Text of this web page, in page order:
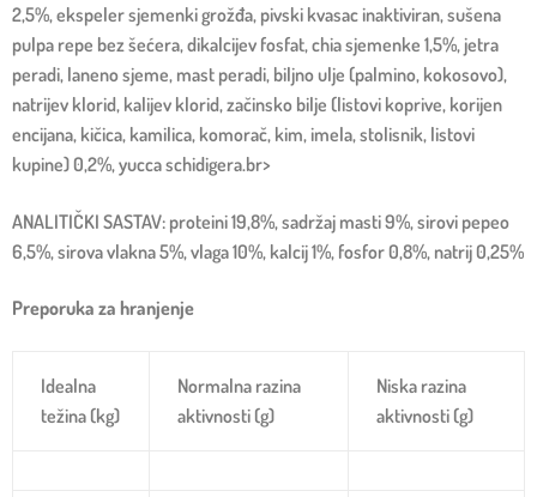
2,5%, ekspeler sjemenki grožđa, pivski kvasac inaktiviran, sušena
pulpa repe bez šećera, dikalcijev fosfat, chia sjemenke 1,5%, jetra
peradi, laneno sjeme, mast peradi, biljno ulje (palmino, kokosovo),
natrijev klorid, kalijev klorid, začinsko bilje (listovi koprive, korijen
encijana, kičica, kamilica, komorač, kim, imela, stolisnik, listovi
kupine) 0,2%, yucca schidigera.br>
ANALITIČKI SASTAV: proteini 19,8%, sadržaj masti 9%, sirovi pepeo
6,5%, sirova vlakna 5%, vlaga 10%, kalcij 1%, fosfor 0,8%, natrij 0,25%
Preporuka za hranjenje
Idealna
težina (kg)
Normalna razina
aktivnosti (g)
Niska razina
aktivnosti (g)